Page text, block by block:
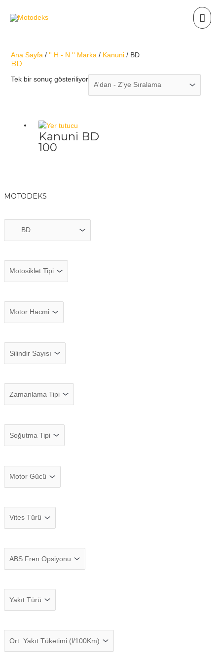
MOTODEKS
Ana Sayfa / '' H - N '' Marka / Kanuni/ BD
BD
Tek bir sonuç gösteriliyor
Kanuni BD
100